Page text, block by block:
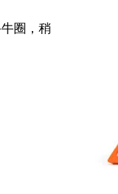
圈，稍